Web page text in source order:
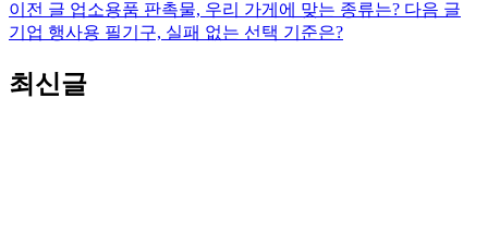
이전 글 업소용품 판촉물, 우리 가게에 맞는 종류는? 다음 글
기업 행사용 필기구, 실패 없는 선택 기준은?
최신글